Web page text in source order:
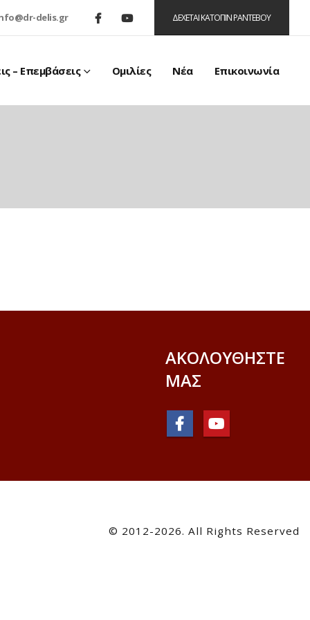
delis.gr ΔΕΧΕΤΑΙ ΚΑΤΟΠΙΝ ΡΑΝΤΕΒΟΥ
– Επεμβάσεις Ομιλίες Νέα Επικοινωνία
ΑΚΟΛΟΥΘΉΣΤΕ
ΜΑΣ
© 2012-2026. All Rights Reserved